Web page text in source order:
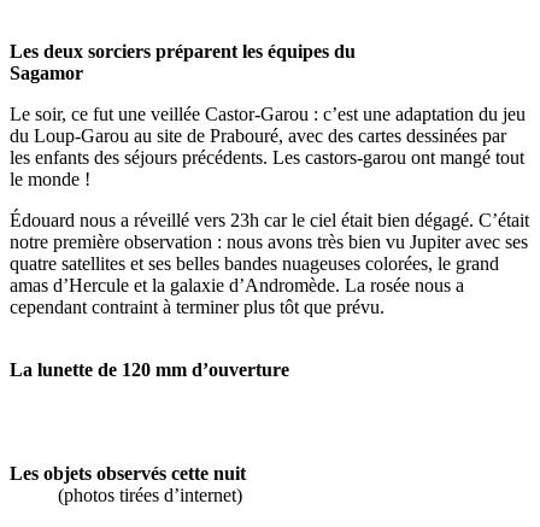
Les deux sorciers préparent les équipes du
Sagamor
Le soir, ce fut une veillée Castor-Garou : c’est une adaptation du jeu
du Loup-Garou au site de Prabouré, avec des cartes dessinées par
les enfants des séjours précédents. Les castors-garou ont mangé tout
le monde !
Édouard nous a réveillé vers 23h car le ciel était bien dégagé. C’était
notre première observation : nous avons très bien vu Jupiter avec ses
quatre satellites et ses belles bandes nuageuses colorées, le grand
amas d’Hercule et la galaxie d’Andromède. La rosée nous a
cependant contraint à terminer plus tôt que prévu.
La lunette de 120 mm d’ouverture
Les objets observés cette nuit
(photos tirées d’internet)